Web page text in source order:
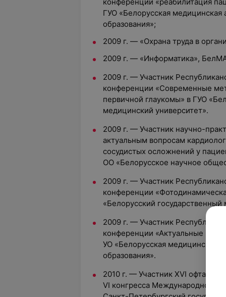
ГУО «Белорусская
образования»;
2009 г. — «Охрана труда в
2009 г. — «Информатика»,
2009 г. — Участник
конференции «Современные
первичной глаукомы» в ГУО
медицинский университет».
2009 г. — Участник научно-
актуальным вопросам
сосудистых осложнений у
ОО «Белорусское научное
2009 г. — Участник
конференции
«Белорусский
2009 г. — Участник
конференции «Актуальные
УО «Белорусская медицинская
образования».
2010 г. — Участник XVI
VI конгресса Международной